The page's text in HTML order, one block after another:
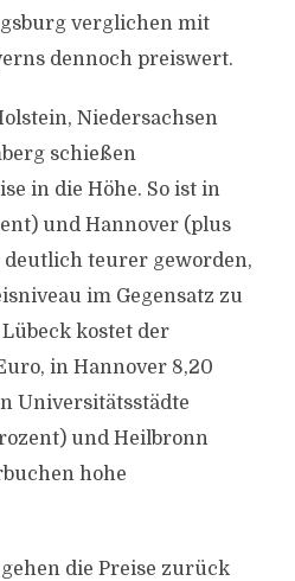
verglichen mit
dennoch preiswert.
Niedersachsen
schießen
in die Höhe. So ist in
und Hannover (plus
deutlich teurer geworden,
im Gegensatz zu
kostet der
in Hannover 8,20
Universitätsstädte
und Heilbronn
hohe
die Preise zurück